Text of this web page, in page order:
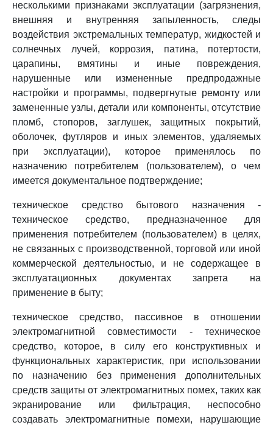
несколькими признаками эксплуатации (загрязнения,
внешняя и внутренняя запыленность, следы
воздействия экстремальных температур, жидкостей и
солнечных лучей, коррозия, патина, потертости,
царапины, вмятины и иные повреждения,
нарушенные или измененные предпродажные
настройки и программы, подвергнутые ремонту или
замененные узлы, детали или компоненты, отсутствие
пломб, стопоров, заглушек, защитных покрытий,
оболочек, футляров и иных элементов, удаляемых
при эксплуатации), которое применялось по
назначению потребителем (пользователем), о чем
имеется документальное подтверждение;
техническое средство бытового назначения -
техническое средство, предназначенное для
применения потребителем (пользователем) в целях,
не связанных с производственной, торговой или иной
коммерческой деятельностью, и не содержащее в
эксплуатационных документах запрета на
применение в быту;
техническое средство, пассивное в отношении
электромагнитной совместимости - техническое
средство, которое, в силу его конструктивных и
функциональных характеристик, при использовании
по назначению без применения дополнительных
средств защиты от электромагнитных помех, таких как
экранирование или фильтрация, неспособно
создавать электромагнитные помехи, нарушающие